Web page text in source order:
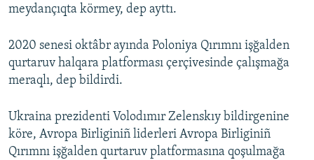
meydançıqta körmey, dep ayttı.
2020 senesi oktâbr ayında Poloniya Qırımnı işğalden
qurtaruv halqara platforması çerçivesinde çalışmağa
meraqlı, dep bildirdi.
Ukraina prezidenti Volodımır Zelenskıy bildirgenine
köre, Avropa Birliginiñ liderleri Avropa Birliginiñ
Qırımnı işğalden qurtaruv platformasına qoşulmağa